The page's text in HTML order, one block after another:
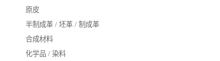
原皮
半制成革 / 坯革 / 制成革
合成材料
化学品 / 染料